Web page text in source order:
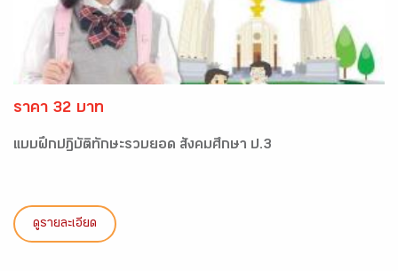
ราคา 32 บาท
แบบฝึกปฏิบัติทักษะรวบยอด สังคมศึกษา ป.3
ดูรายละเอียด